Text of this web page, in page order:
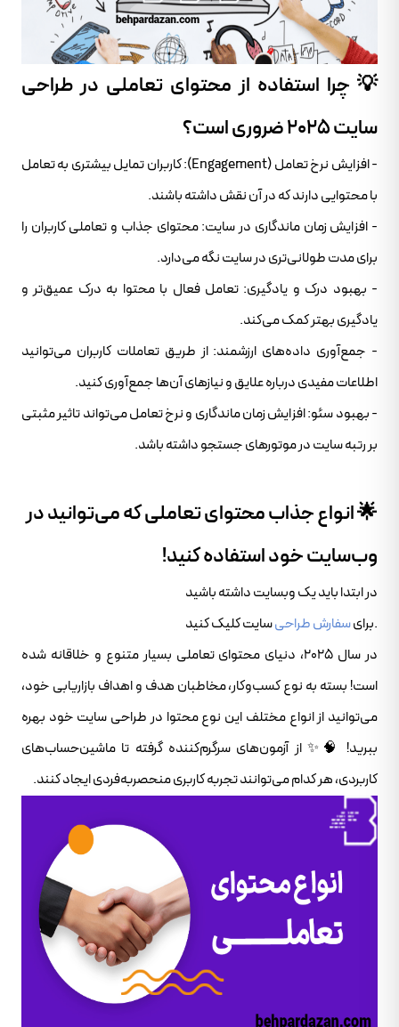
💡 چرا استفاده از محتوای تعاملی در طراحی
سایت ۲۰۲۵ ضروری است؟
- افزایش نرخ تعامل (Engagement): کاربران تمایل بیشتری به تعامل
با محتوایی دارند که در آن نقش داشته باشند.
- افزایش زمان ماندگاری در سایت: محتوای جذاب و تعاملی کاربران را
برای مدت طولانی‌تری در سایت نگه می‌دارد.
- بهبود درک و یادگیری: تعامل فعال با محتوا به درک عمیق‌تر و
یادگیری بهتر کمک می‌کند.
- جمع‌آوری داده‌های ارزشمند: از طریق تعاملات کاربران می‌توانید
اطلاعات مفیدی درباره علایق و نیازهای آن‌ها جمع‌آوری کنید.
- بهبود سئو: افزایش زمان ماندگاری و نرخ تعامل می‌تواند تاثیر مثبتی
بر رتبه سایت در موتورهای جستجو داشته باشد.
🌟 انواع جذاب محتوای تعاملی که می‌توانید در
وب‌سایت خود استفاده کنید!
در ابتدا باید یک وبسایت داشته باشید
.برایسفارش طراحیسایت کلیک کنید
در سال ۲۰۲۵، دنیای محتوای تعاملی بسیار متنوع و خلاقانه شده
است! بسته به نوع کسب‌وکار، مخاطبان هدف و اهداف بازاریابی خود،
می‌توانید از انواع مختلف این نوع محتوا در طراحی سایت خود بهره
ببرید! 🧠✨ از آزمون‌های سرگرم‌کننده گرفته تا ماشین‌حساب‌های
کاربردی، هر کدام می‌توانند تجربه کاربری منحصربه‌فردی ایجاد کنند.